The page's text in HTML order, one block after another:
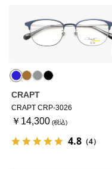
CRAPT
CRAPT CRP-3026
￥14,300
4.8 （4）